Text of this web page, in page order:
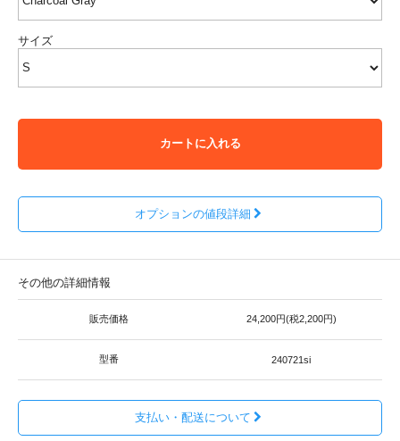
サイズ
カートに入れる
オプションの値段詳細
その他の詳細情報
販売価格 24,200円(税2,200円)
型番 240721si
支払い・配送について